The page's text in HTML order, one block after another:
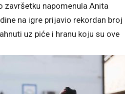
završetku napomenula Anita
na igre prijavio rekordan broj
uz piće i hranu koju su ove